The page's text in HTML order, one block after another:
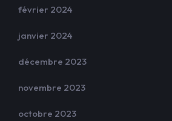
février 2024
janvier 2024
décembre 2023
novembre 2023
octobre 2023